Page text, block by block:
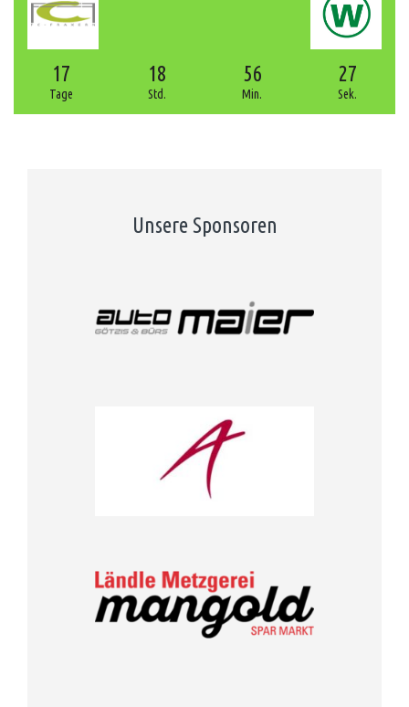
17
Tage
18
Std.
56
Min.
27
Sek.
Unsere Sponsoren